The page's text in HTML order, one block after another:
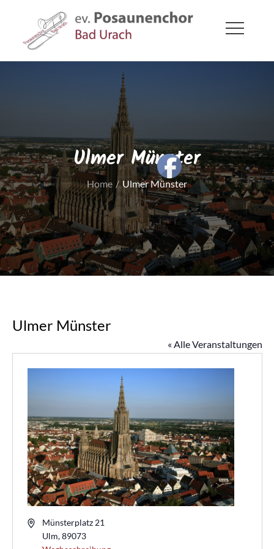
content
ev. Posaunenchor Bad Urach
Bad Urach
Ulmer Münster
Home Ulmer Münster
Ulmer Münster
« Alle Veranstaltungen
A
Münsterplatz 21
Ulm, 89073